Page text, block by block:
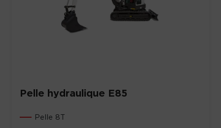
Pelle hydraulique E85
Pelle 8T